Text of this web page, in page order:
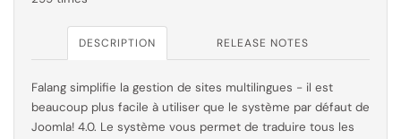
DESCRIPTION RELEASE NOTES
Falang simplifie la gestion de sites multilingues - il est
beaucoup plus facile à utiliser que le système par défaut de
Joomla! 4.0. Le système vous permet de traduire tous les